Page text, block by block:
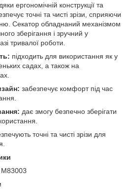
ергономічній конструкції та
точні та чисті зрізи, сприяючи
Секатор обладнаний механізмом
зберігання і зручний у
тривалої роботи.
підходить для використання як у
садах, а також на
забезпечує комфорт під час
дає змогу безпечно зберігати
точні та чисті зрізи для